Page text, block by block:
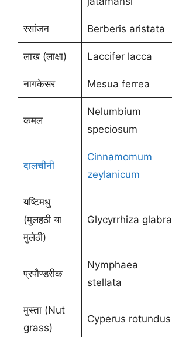
रसांजन Berberis aristata
लाख (लाक्षा) Laccifer lacca
नागकेसर Mesua ferrea
कमल
Nelumbium
speciosum
दालचीनी
Cinnamomum
zeylanicum
यष्टिमधु
(मुलहठी या
मुलेठी)
Glycyrrhiza glabra
प्रपौण्डरीक
Nymphaea
stellata
मुस्ता (Nut
grass)
Cyperus rotundus